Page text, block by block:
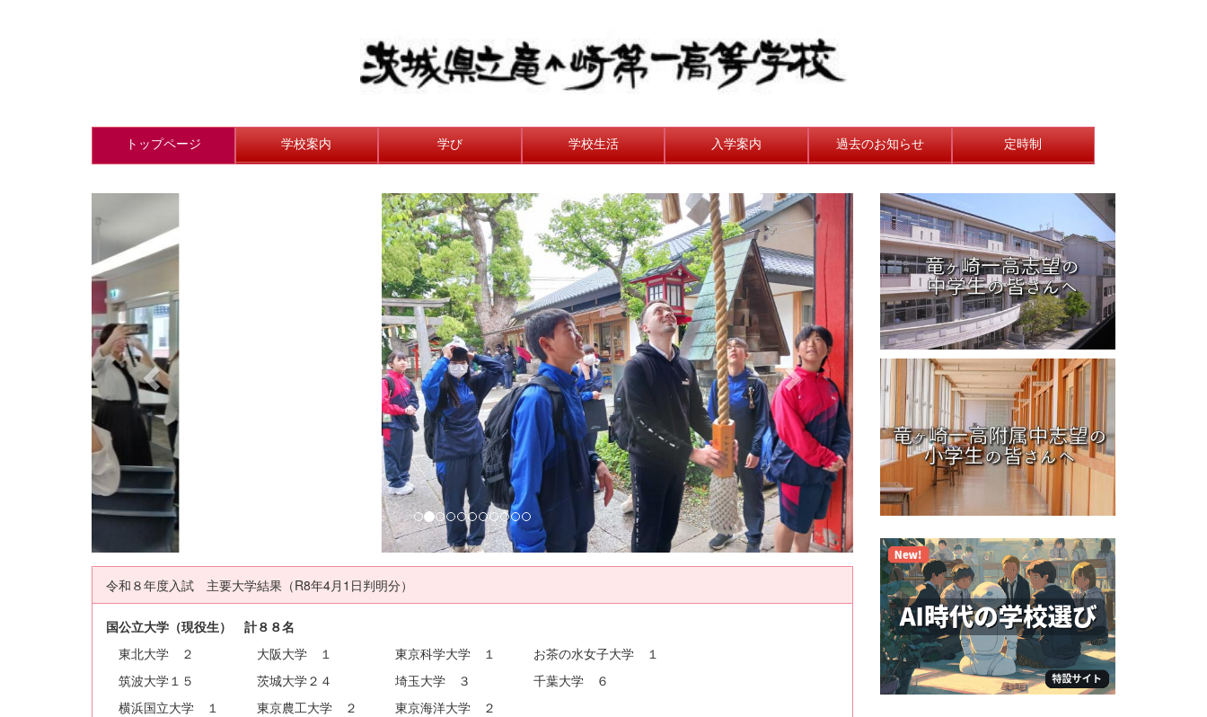
トップページ 学校案内 学び 学校生活 入学案内 過去のお知らせ 定時制
e
i
o
u
s
n
e
x
t
令和８年度入試 主要大学結果（R8年4月1日判明分）
国公立大学（現役生） 計８８名
東北大学 ２ 大阪大学 １ 東京科学大学 １ お茶の水女子大学 １
筑波大学１５ 茨城大学２４ 埼玉大学 ３ 千葉大学 ６
横浜国立大学 １ 東京農工大学 ２ 東京海洋大学 ２